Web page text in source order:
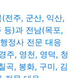
전주, 군산, 익산,
등)과 전남(목포,
정사 전문 대응
주, 영천, 영덕, 청
곡, 봉화, 구미, 김